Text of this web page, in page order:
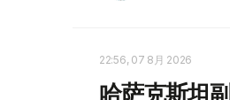
22:56, 07 8月 2026
哈萨克斯坦